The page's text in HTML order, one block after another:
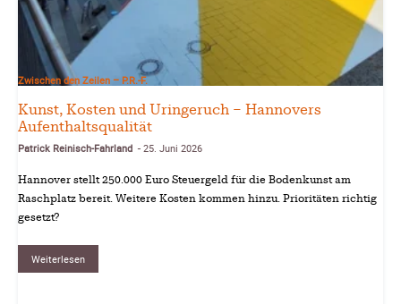
Zwischen den Zeilen – P.R.-F.
Kunst, Kosten und Uringeruch – Hannovers
Aufenthaltsqualität
Patrick Reinisch-Fahrland - 25. Juni 2026
Hannover stellt 250.000 Euro Steuergeld für die Bodenkunst am
Raschplatz bereit. Weitere Kosten kommen hinzu. Prioritäten richtig
gesetzt?
Weiterlesen